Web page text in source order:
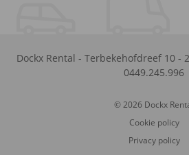
Dockx Rental - Terbekehofdreef 10 -
0449.245.996
© 2026 Dockx
Cookie policy
Privacy policy